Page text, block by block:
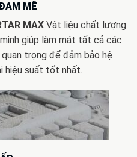
MÊ
MAX Vật liệu chất lượng
giúp làm mát tất cả các
trọng để đảm bảo hệ
hiệu suất tốt nhất.